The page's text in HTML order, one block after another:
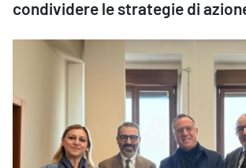
condividere le strategie di